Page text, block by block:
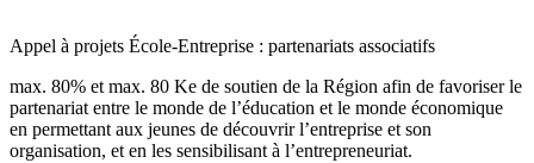
Appel à projets École-Entreprise : partenariats associatifs
max. 80% et max. 80 Ke de soutien de la Région afin de favoriser le
partenariat entre le monde de l’éducation et le monde économique
en permettant aux jeunes de découvrir l’entreprise et son
organisation, et en les sensibilisant à l’entrepreneuriat.